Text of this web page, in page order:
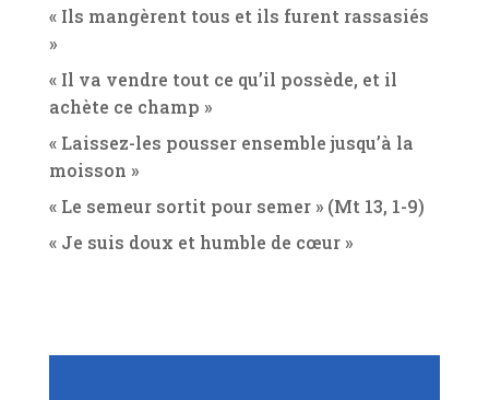
« Ils mangèrent tous et ils furent rassasiés
»
« Il va vendre tout ce qu’il possède, et il
achète ce champ »
« Laissez-les pousser ensemble jusqu’à la
moisson »
« Le semeur sortit pour semer » (Mt 13, 1-9)
« Je suis doux et humble de cœur »